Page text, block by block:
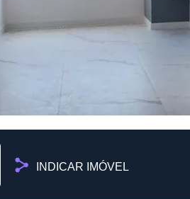
INDICAR IMÓVEL